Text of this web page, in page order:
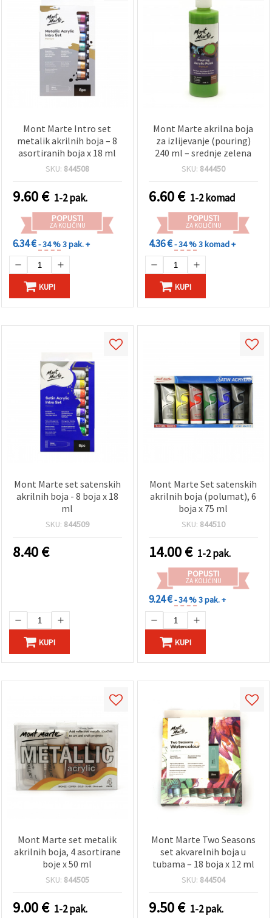
Mont Marte Intro set
metalik akrilnih boja – 8
asortiranih boja x 18 ml
SKU: 844508
9.60€ 1-2 pak.
POPUSTI
ZA KOLIČINU
6.34 €- 34 %3 pak. +
KUPI
Mont Marte akrilna boja
za izlijevanje (pouring)
240 ml – srednje zelena
SKU: 844450
6.60€ 1-2 komad
POPUSTI
ZA KOLIČINU
4.36 €- 34 %3 komad +
KUPI
Mont Marte set satenskih
akrilnih boja - 8 boja x 18
ml
SKU: 844509
8.40€
KUPI
Mont Marte Set satenskih
akrilnih boja (polumat), 6
boja x 75 ml
SKU: 844510
14.00€ 1-2 pak.
POPUSTI
ZA KOLIČINU
9.24 €- 34 %3 pak. +
KUPI
Mont Marte set metalik
akrilnih boja, 4 asortirane
boje x 50 ml
SKU: 844505
9.00€ 1-2 pak.
Mont Marte Two Seasons
set akvarelnih boja u
tubama – 18 boja x 12 ml
SKU: 844504
9.50€ 1-2 pak.